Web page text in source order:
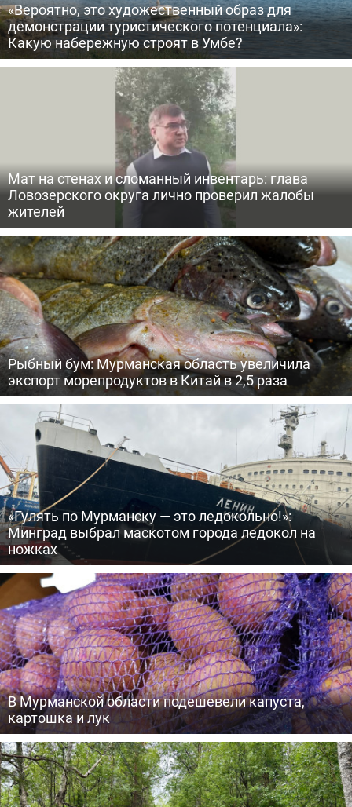
«Вероятно, это художественный образ для
демонстрации туристического потенциала»:
Какую набережную строят в Умбе?
Мат на стенах и сломанный инвентарь: глава
Ловозерского округа лично проверил жалобы
жителей
Рыбный бум: Мурманская область увеличила
экспорт морепродуктов в Китай в 2,5 раза
«Гулять по Мурманску — это ледокольно!»:
Минград выбрал маскотом города ледокол на
ножках
В Мурманской области подешевели капуста,
картошка и лук